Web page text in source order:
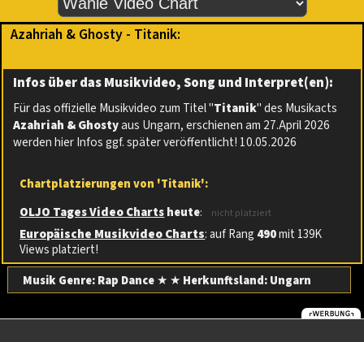
Azahriah & Ghosty - Titanik:
Infos über das Musikvideo, Song und Interpret(en):
Für das offizielle Musikvideo zum Titel "Titanik" des Musikacts
Azahriah & Ghostyaus Ungarn, erschienen am 27.April 2026
werden hier Infos ggf. später veröffentlicht! 10.05.2026
Chartplatzierungen von 'Titanik':
OLJO Tages Video Chartsheute: nicht platziert
Europäische Musikvideo Charts: auf Rang 490mit 139K
Views platziert!
Musik Genre: Rap Dance★ ★ Herkunftsland:Ungarn